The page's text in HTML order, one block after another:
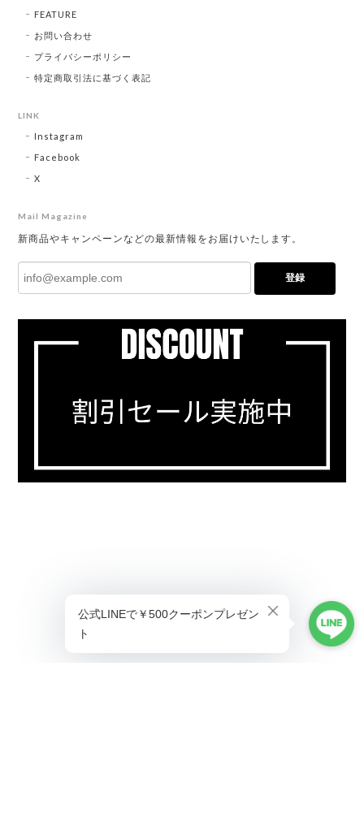
FEATURE
お問い合わせ
プライバシーポリシー
特定商取引法に基づく表記
LINK
Instagram
Facebook
X
Mail Magazine
新商品やキャンペーンなどの最新情報をお届けいたします。
登録